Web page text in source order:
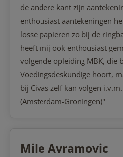
de andere kant zijn
enthousiast aantekeningen
losse papieren zo bij de
heeft mij ook enthousiast
volgende opleiding MBK, die
Voedingsdeskundige hoort,
bij Civas zelf kan volgen
(Amsterdam-Groningen)"
Mile Avramovic